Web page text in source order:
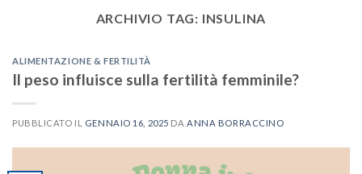
ARCHIVIO TAG: INSULINA
ALIMENTAZIONE & FERTILITÀ
Il peso influisce sulla fertilità femminile?
PUBBLICATO IL GENNAIO 16, 2025 DA ANNA BORRACCINO